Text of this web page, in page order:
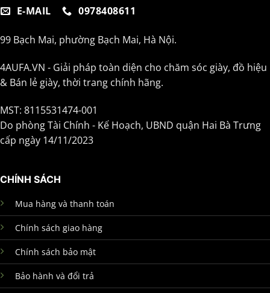
E-MAIL 0978408611
99 Bạch Mai, phường Bạch Mai, Hà Nội.
4AUFA.VN - Giải pháp toàn diện cho chăm sóc giày, đồ hiệu
& Bán lẻ giày, thời trang chính hãng.
MST: 8115531474-001
Do phòng Tài Chính - Kế Hoạch, UBND quận Hai Bà Trưng
cấp ngày 14/11/2023
CHÍNH SÁCH
Mua hàng và thanh toán
Chính sách giao hàng
Chính sách bảo mật
Bảo hành và đổi trả